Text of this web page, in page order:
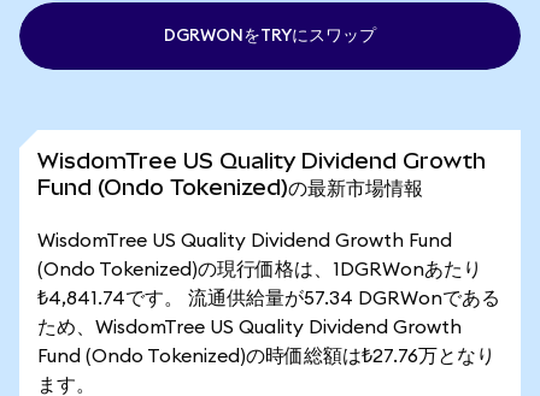
DGRWONをTRYにスワップ
WisdomTree US Quality Dividend Growth
Fund (Ondo Tokenized)の最新市場情報
WisdomTree US Quality Dividend Growth Fund
(Ondo Tokenized)の現行価格は、1DGRWonあたり
₺4,841.74です。 流通供給量が57.34 DGRWonである
ため、WisdomTree US Quality Dividend Growth
Fund (Ondo Tokenized)の時価総額は₺27.76万となり
ます。